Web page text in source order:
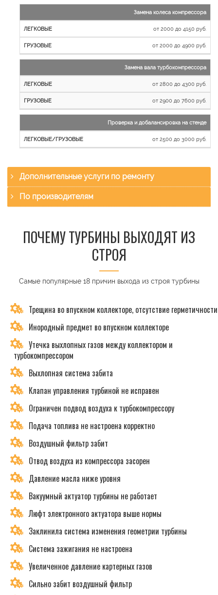
Замена колеса компрессора
от 2000 до 4150 руб.
от 2000 до 4900 руб.
Замена вала турбокомпрессора
от 2800 до 4300 руб.
от 2900 до 7600 руб.
Проверка и добалансировка на стенде
от 2500 до 3000 руб.
Дополнительные услуги по ремонту
По производителям
ПОЧЕМУ ТУРБИНЫ ВЫХОДЯТ ИЗ
СТРОЯ
Самые популярные 18 причин выхода из строя турбины
Трещина во впускном коллекторе, отсутствие герметичности
Инородный предмет во впускном коллекторе
Утечка выхлопных газов между коллектором и
турбокомпрессором
Выхлопная система забита
Клапан управления турбиной не исправен
Ограничен подвод воздуха к турбокомпрессору
Подача топлива не настроена корректно
Воздушный фильтр забит
Отвод воздуха из компрессора засорен
Давление масла ниже уровня
Вакуумный актуатор турбины не работает
Люфт электронного актуатора выше нормы
Заклинила система изменения геометрии турбины
Система зажигания не настроена
Увеличенное давление картерных газов
Сильно забит воздушный фильтр